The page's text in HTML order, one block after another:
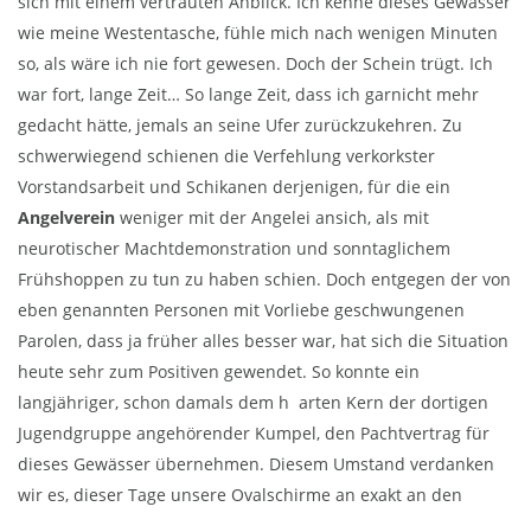
wie meine Westentasche, fühle mich nach wenigen Minuten
so, als wäre ich nie fort gewesen. Doch der Schein trügt. Ich
war fort, lange Zeit… So lange Zeit, dass ich garnicht mehr
gedacht hätte, jemals an seine Ufer zurückzukehren. Zu
schwerwiegend schienen die Verfehlung verkorkster
Vorstandsarbeit und Schikanen derjenigen, für die ein
Angelverein weniger mit der Angelei ansich, als mit
neurotischer Machtdemonstration und sonntaglichem
Frühshoppen zu tun zu haben schien. Doch entgegen der von
eben genannten Personen mit Vorliebe geschwungenen
Parolen, dass ja früher alles besser war, hat sich die Situation
heute sehr zum Positiven gewendet. So konnte ein
langjähriger, schon damals dem h arten Kern der dortigen
Jugendgruppe angehörender Kumpel, den Pachtvertrag für
dieses Gewässer übernehmen. Diesem Umstand verdanken
wir es, dieser Tage unsere Ovalschirme an exakt an den